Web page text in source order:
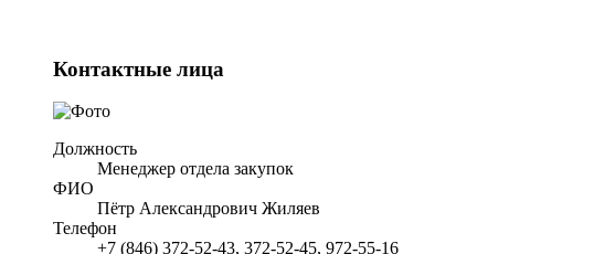
Контактные лица
Должность
Менеджер отдела закупок
ФИО
Пётр Александрович Жиляев
Телефон
+7 (846) 372-52-43, 372-52-45, 972-55-16